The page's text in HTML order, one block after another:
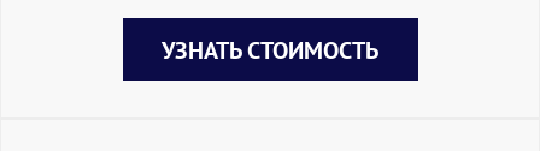
УЗНАТЬ СТОИМОСТЬ